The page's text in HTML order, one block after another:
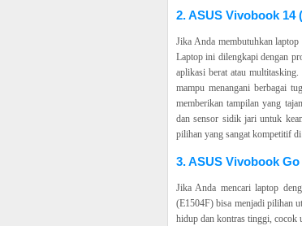
2. ASUS Vivobook 14
Jika Anda membutuhkan
Laptop ini dilengkapi dengan
aplikasi berat atau
mampu menangani berbagai
memberikan tampilan yang
dan sensor sidik jari untuk
pilihan yang sangat kompetitif di
3. ASUS Vivobook Go
Jika Anda mencari laptop
(E1504F) bisa menjadi pilihan
hidup dan kontras tinggi,